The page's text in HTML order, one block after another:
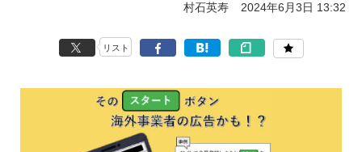
村石英寿 2024年6月3日 13:32
リスト